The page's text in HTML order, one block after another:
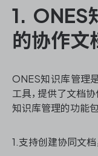
ONES 资讯
1. ONES
的协作文
ONES知识库管理
工具，提供了文档
知识库管理的功能包
1.支持创建协同文档